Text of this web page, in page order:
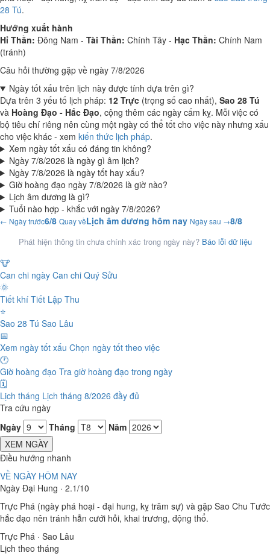
28 Tú.
Hướng xuất hành
Hỉ Thần: Đông Nam - Tài Thần: Chính Tây - Hạc Thần: Chính Nam
(tránh)
Câu hỏi thường gặp về ngày 7/8/2026
Ngày tốt xấu trên lịch này được tính dựa trên gì?
Dựa trên 3 yếu tố lịch pháp: 12 Trực (trọng số cao nhất), Sao 28 Tú
và Hoàng Đạo - Hắc Đạo, cộng thêm các ngày cấm kỵ. Mỗi việc có
bộ tiêu chí riêng nên cùng một ngày có thể tốt cho việc này nhưng xấu
cho việc khác - xem kiến thức lịch pháp.
Xem ngày tốt xấu có đáng tin không?
Ngày 7/8/2026 là ngày gì âm lịch?
Ngày 7/8/2026 là ngày tốt hay xấu?
Giờ hoàng đạo ngày 7/8/2026 là giờ nào?
Lịch âm dương là gì?
Tuổi nào hợp - khắc với ngày 7/8/2026?
← Ngày trước6/8 Quay vềLịch âm dương hôm nay Ngày sau →8/8
Phát hiện thông tin chưa chính xác trong ngày này? Báo lỗi dữ liệu
🐮
Can chi ngày Can chi Quý Sửu
🌞
Tiết khí Tiết Lập Thu
⭐
Sao 28 Tú Sao Lâu
📅
Xem ngày tốt xấu Chọn ngày tốt theo việc
🕐
Giờ hoàng đạo Tra giờ hoàng đạo trong ngày
🗓️
Lịch tháng Lịch tháng 8/2026 đầy đủ
Tra cứu ngày
Ngày
Tháng
Năm
XEM NGÀY
Điều hướng nhanh
VỀ NGÀY HÔM NAY
Ngày Đại Hung · 2.1/10
Trực Phá (ngày phá hoại - đại hung, kỵ trăm sự) và gặp Sao Chu Tước
hắc đạo nên tránh hẳn cưới hỏi, khai trương, động thổ.
Trực Phá · Sao Lâu
Lịch theo tháng